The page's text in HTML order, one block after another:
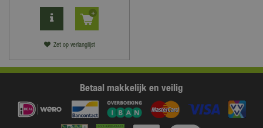
Zet op verlanglijst
Betaal makkelijk en veilig